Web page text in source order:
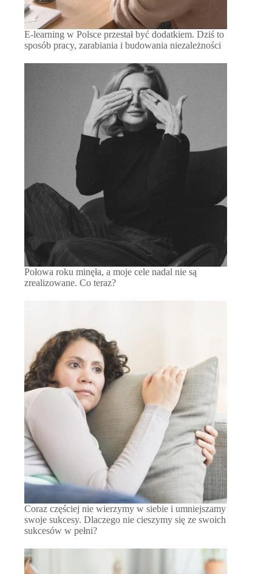
E-learning w Polsce przestał być dodatkiem. Dziś to
sposób pracy, zarabiania i budowania niezależności
Połowa roku minęła, a moje cele nadal nie są
zrealizowane. Co teraz?
Coraz częściej nie wierzymy w siebie i umniejszamy
swoje sukcesy. Dlaczego nie cieszymy się ze swoich
sukcesów w pełni?